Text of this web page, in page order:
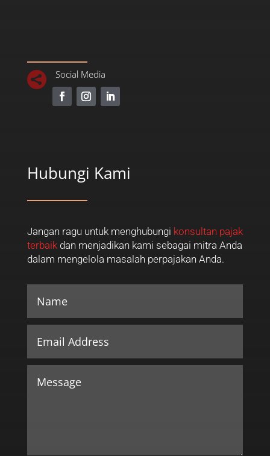
 Social Media
Hubungi Kami
Jangan ragu untuk menghubungi konsultan pajak
terbaikdan menjadikan kami sebagai mitra Anda
dalam mengelola masalah perpajakan Anda.